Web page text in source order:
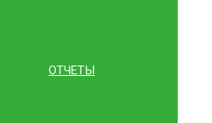
ОТЧЕТЫ